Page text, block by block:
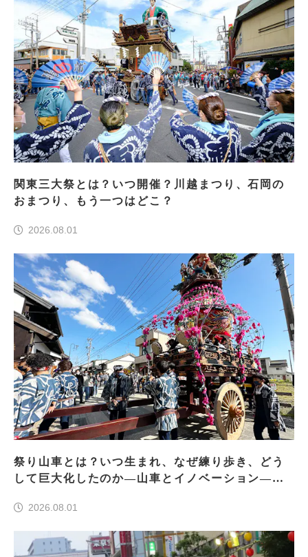
関東三大祭とは？いつ開催？川越まつり、石岡の
おまつり、もう一つはどこ？
2026.08.01
祭り山車とは？いつ生まれ、なぜ練り歩き、どう
して巨大化したのか―山車とイノベーション―＜
2026.08.01